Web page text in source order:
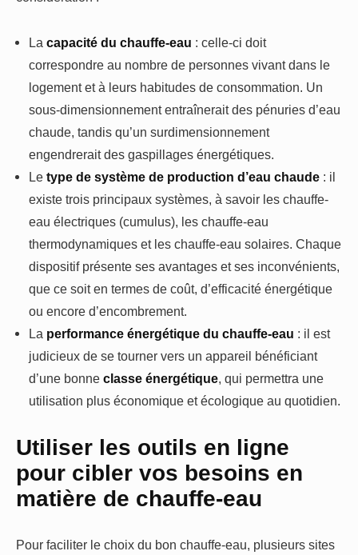
Lacapacité du chauffe-eau : celle-ci doit
correspondre au nombre de personnes vivant dans le
logement et à leurs habitudes de consommation. Un
sous-dimensionnement entraînerait des pénuries d’eau
chaude, tandis qu’un surdimensionnement
engendrerait des gaspillages énergétiques.
Letype de système de production d’eau chaude : il
existe trois principaux systèmes, à savoir les chauffe-
eau électriques (cumulus), les chauffe-eau
thermodynamiques et les chauffe-eau solaires. Chaque
dispositif présente ses avantages et ses inconvénients,
que ce soit en termes de coût, d’efficacité énergétique
ou encore d’encombrement.
La performance énergétique du chauffe-eau : il est
judicieux de se tourner vers un appareil bénéficiant
d’une bonneclasse énergétique, qui permettra une
utilisation plus économique et écologique au quotidien.
Utiliser les outils en ligne
pour cibler vos besoins en
matière de chauffe-eau
Pour faciliter le choix du bon chauffe-eau, plusieurs sites